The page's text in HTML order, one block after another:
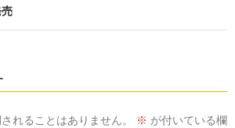
れることはありません。 ※ が付いている欄